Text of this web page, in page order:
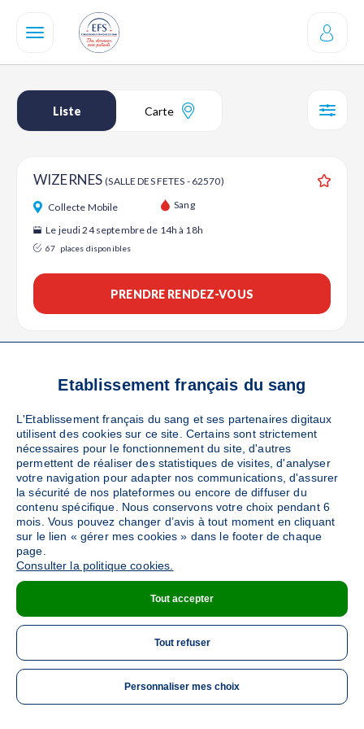
contenu
Liste Carte
ME
WIZERNES(SALLE DES FETES - 62570)
Collecte Mobile Sang
Le jeudi 24 septembre de 14h à 18h
67 places disponibles
PRENDRE RENDEZ-VOUS
Etablissement français du sang
L'Etablissement français du sang et ses partenaires digitaux
utilisent des cookies sur ce site. Certains sont strictement
nécessaires pour le fonctionnement du site, d'autres
permettent de réaliser des statistiques de visites, d'analyser
votre navigation pour adapter nos communications, d'assurer
la sécurité de nos plateformes ou encore de diffuser du
contenu spécifique. Nous conservons votre choix pendant 6
mois. Vous pouvez changer d’avis à tout moment en cliquant
sur le lien « gérer mes cookies » dans le footer de chaque
page.
Consulter la politique cookies.
Tout accepter
Tout refuser
Personnaliser mes choix